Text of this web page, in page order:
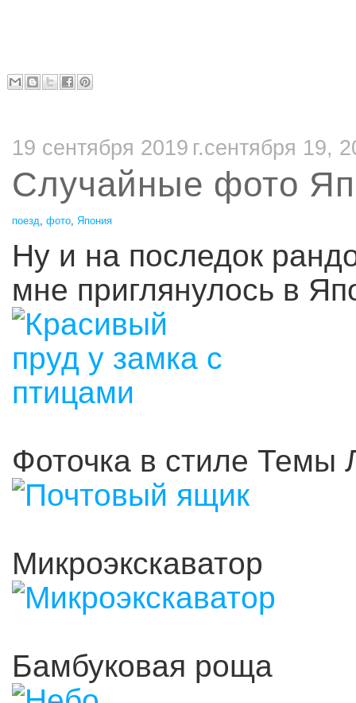
19 сентября 2019 г.сентября 19,
Случайные фото
поезд, фото, Япония
Ну и на последок
мне приглянулось в
Фоточка в стиле Темы
Микроэкскаватор
Бамбуковая роща